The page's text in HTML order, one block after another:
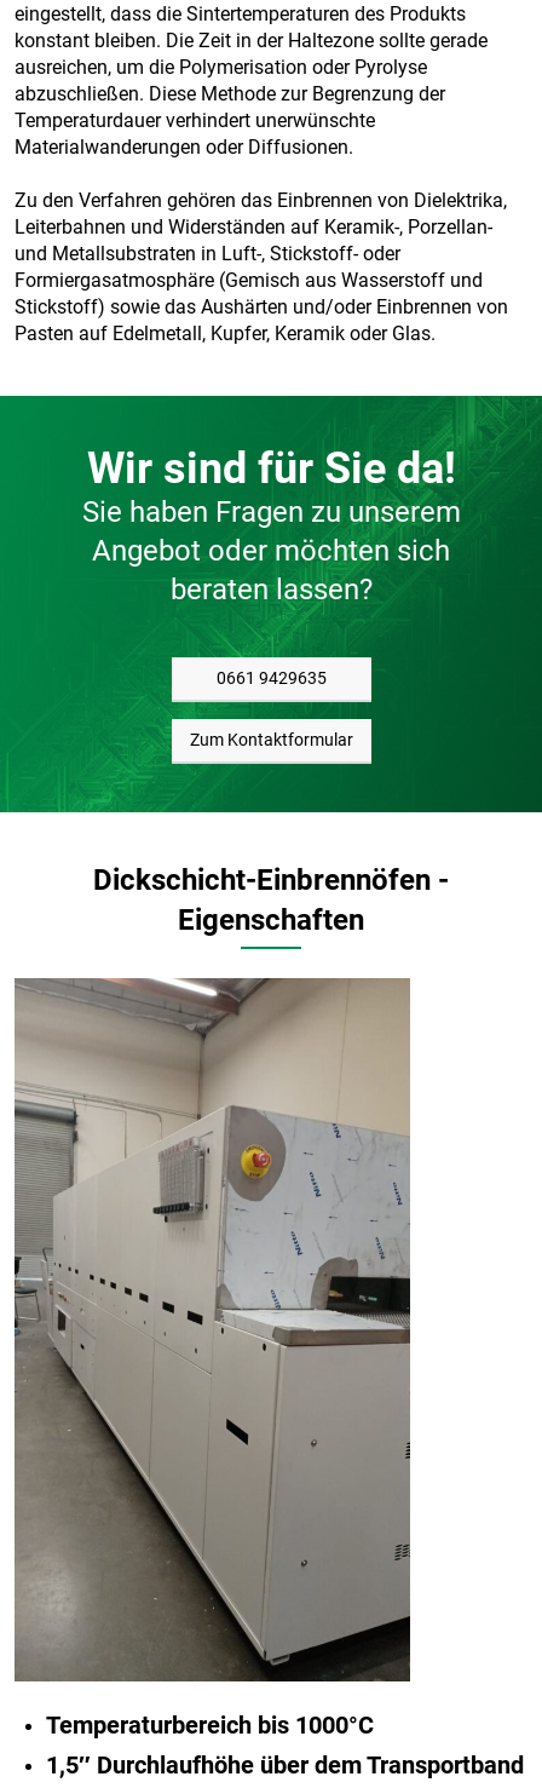
eingestellt, dass die Sintertemperaturen des Produkts
konstant bleiben. Die Zeit in der Haltezone sollte gerade
ausreichen, um die Polymerisation oder Pyrolyse
abzuschließen. Diese Methode zur Begrenzung der
Temperaturdauer verhindert unerwünschte
Materialwanderungen oder Diffusionen.
Zu den Verfahren gehören das Einbrennen von Dielektrika,
Leiterbahnen und Widerständen auf Keramik-, Porzellan-
und Metallsubstraten in Luft-, Stickstoff- oder
Formiergasatmosphäre (Gemisch aus Wasserstoff und
Stickstoff) sowie das Aushärten und/oder Einbrennen von
Pasten auf Edelmetall, Kupfer, Keramik oder Glas.
Wir sind für Sie da!
Sie haben Fragen zu unserem
Angebot oder möchten sich
beraten lassen?
0661 9429635
Zum Kontaktformular
Dickschicht-Einbrennöfen -
Eigenschaften
Temperaturbereich bis 1000°C
1,5″ Durchlaufhöhe über dem Transportband